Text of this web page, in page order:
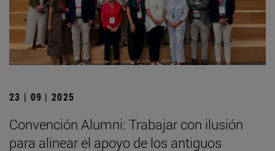
23 | 09 | 2025
Convención Alumni: Trabajar con ilusión
para alinear el apoyo de los antiguos